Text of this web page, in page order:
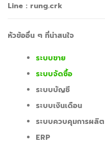
Line : rung.crk
หัวข้ออื่น ๆ ที่น่าสนใจ
ระบบขาย
ระบบจัดซื้อ
ระบบบัญชี
ระบบเงินเดือน
ระบบควบคุมการผลิต
ERP